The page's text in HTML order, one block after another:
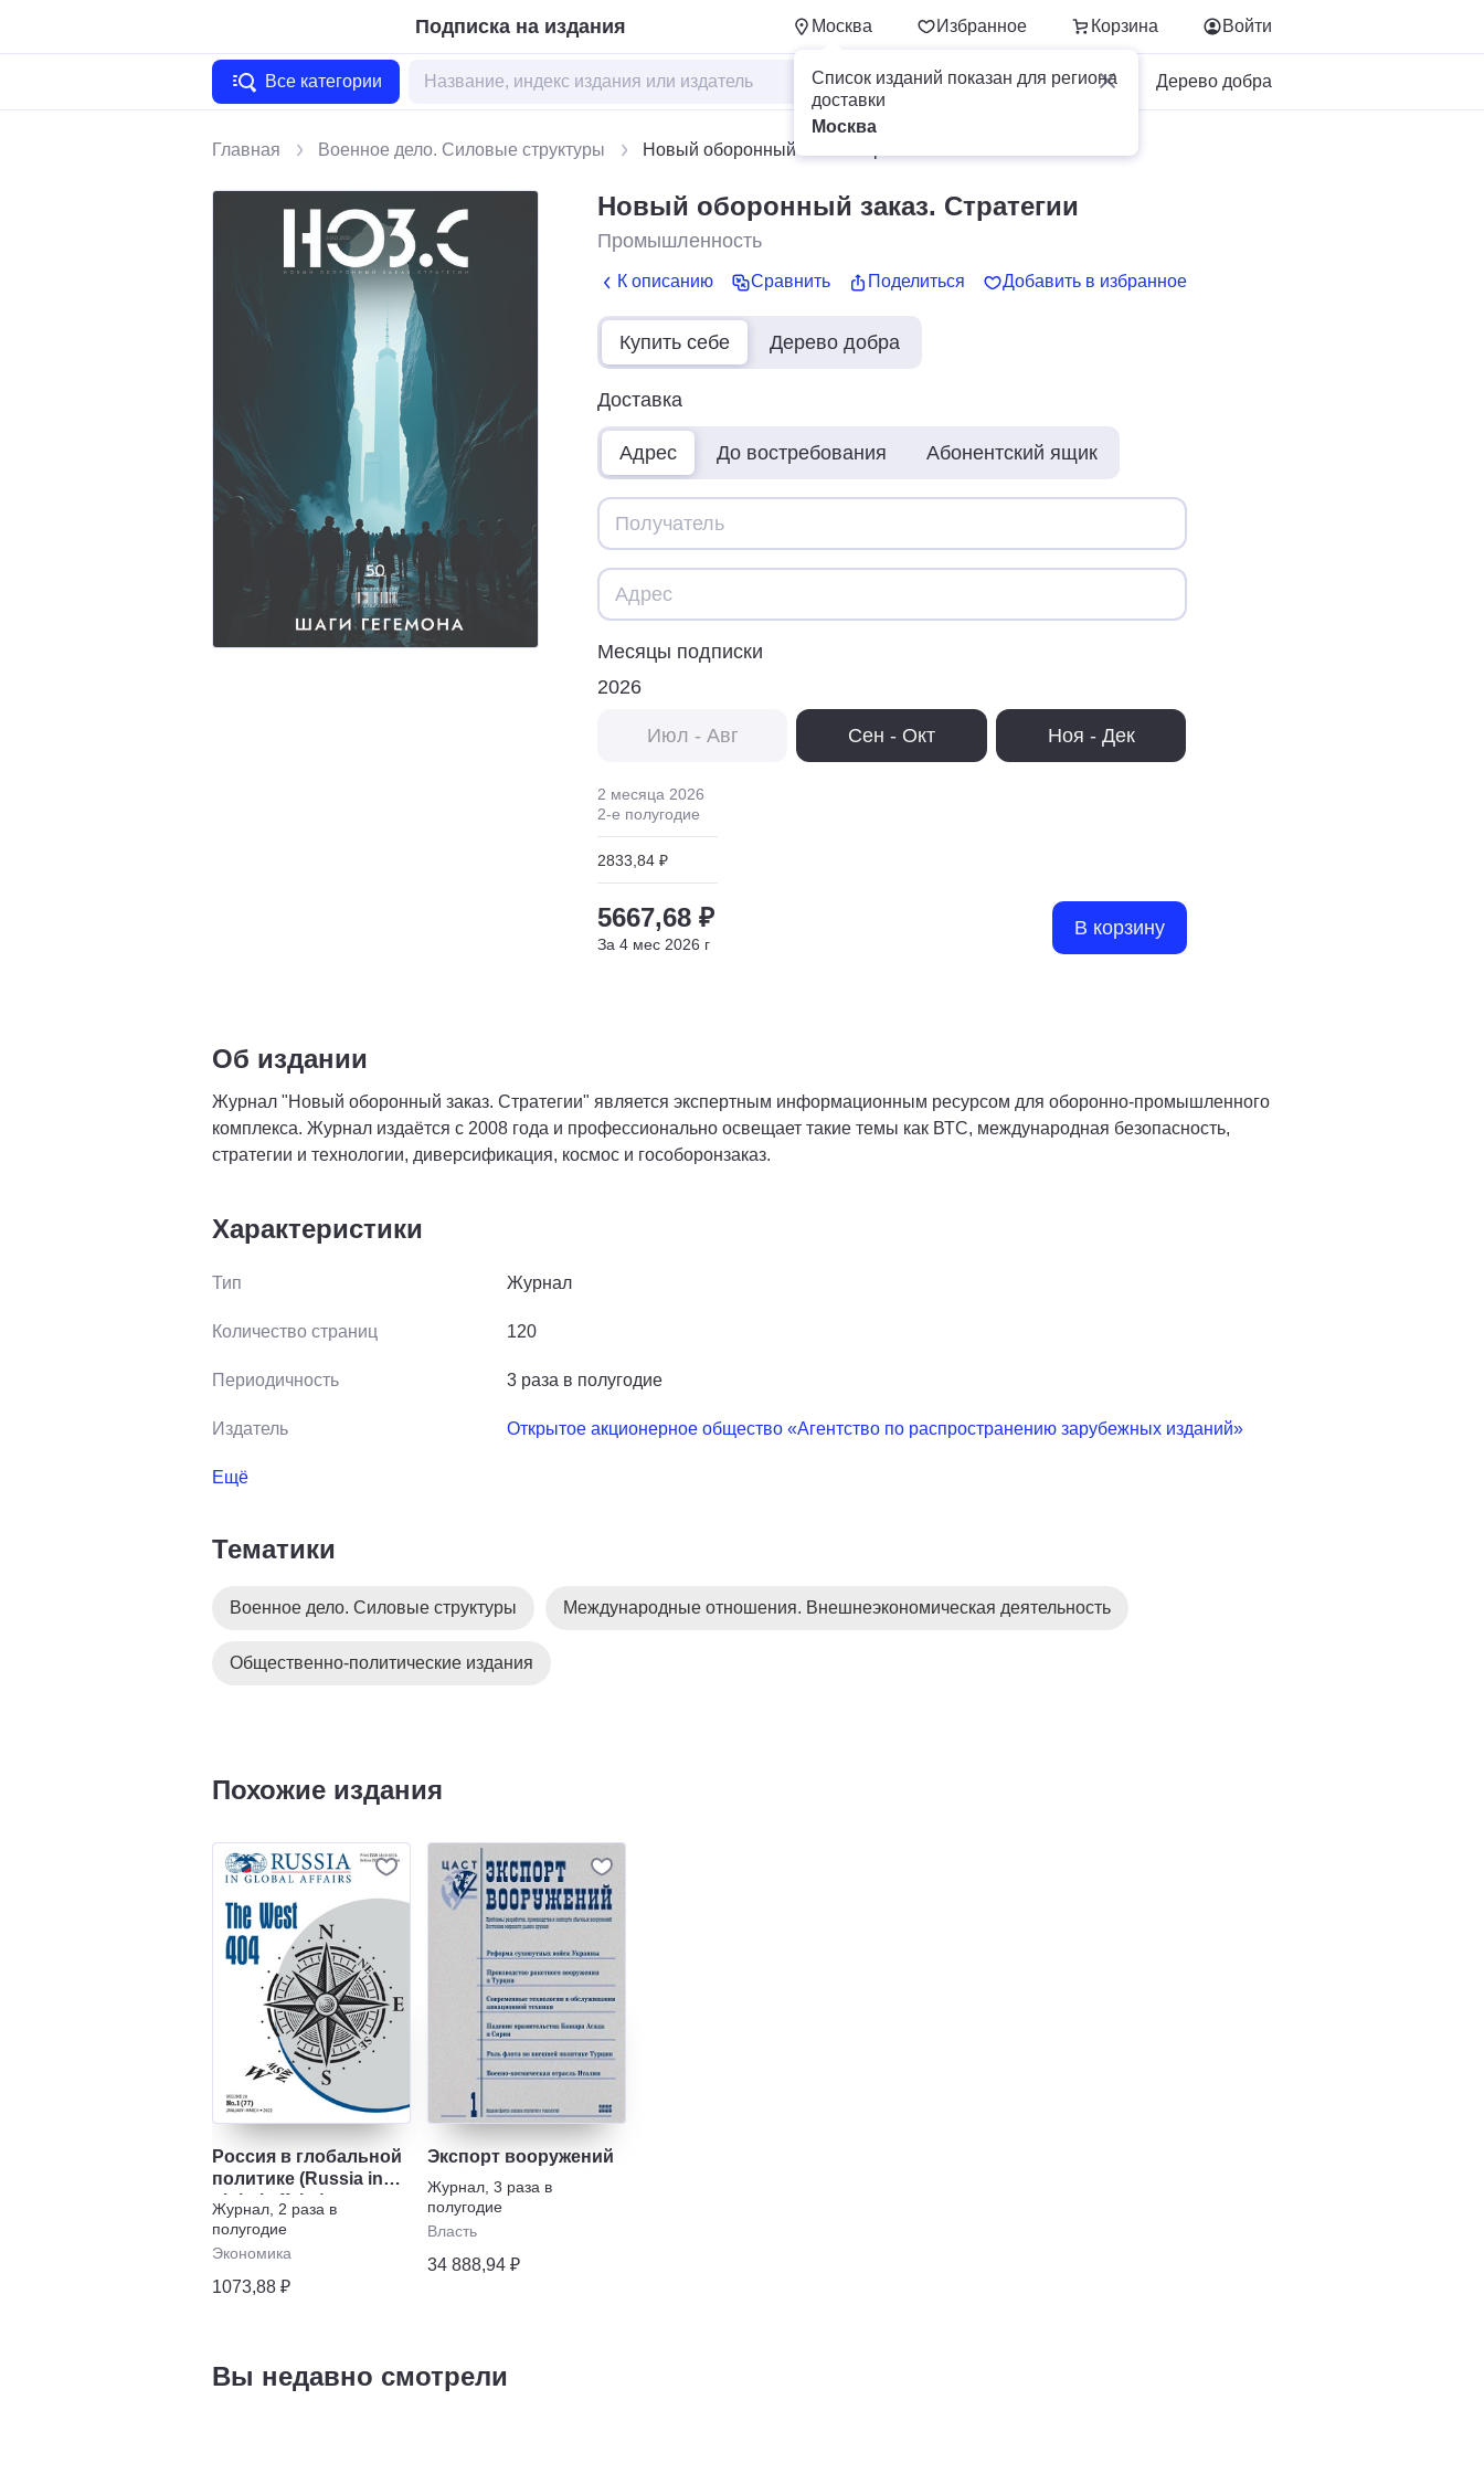
Подписка на издания Москва Избранное Корзина
Список изданий показан для региона
доставки
Москва
Войти
Все категории Для бизнеса Дерево добра
Главная Военное дело. Силовые структуры Новый оборонный заказ. Стратегии
Новый оборонный заказ. Стратегии
Промышленность
К описанию Сравнить Поделиться Добавить в избранное
Купить себе Дерево добра
Доставка
Адрес До востребования Абонентский ящик
Месяцы подписки
2026
Июл - Авг Сен - Окт Ноя - Дек
2 месяца 2026
2-е полугодие
2833,84 ₽
5667,68 ₽
За 4 мес 2026 г
В корзину
Об издании
Журнал "Новый оборонный заказ. Стратегии" является экспертным информационным ресурсом для оборонно-промышленного
комплекса. Журнал издаётся с 2008 года и профессионально освещает такие темы как ВТС, международная безопасность,
стратегии и технологии, диверсификация, космос и гособоронзаказ.
Характеристики
Тип Журнал
Количество страниц 120
Периодичность 3 раза в полугодие
Издатель Открытое акционерное общество «Агентство по распространению зарубежных изданий»
Ещё
Тематики
Военное дело. Силовые структуры Международные отношения. Внешнеэкономическая деятельность
Общественно-политические издания
Похожие издания
Россия в глобальной
политике (Russia in
global affairs)
Журнал 2 раза в
полугодие
Экономика
1073,88 ₽
Экспорт вооружений
Журнал 3 раза в
полугодие
Власть
34 888,94 ₽
Вы недавно смотрели